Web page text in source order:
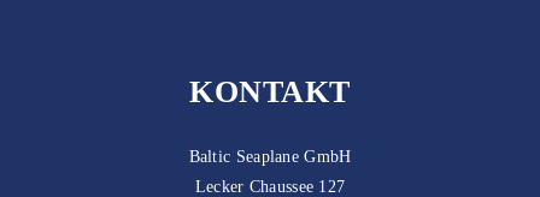
KONTAKT
Baltic Seaplane GmbH
Lecker Chaussee 127